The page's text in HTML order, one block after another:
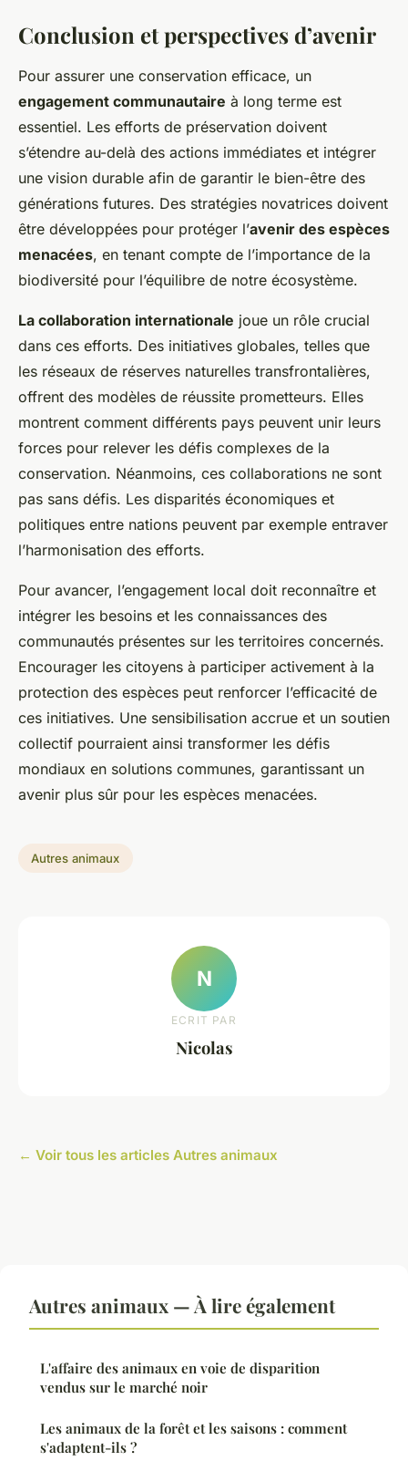
Conclusion et perspectives d’avenir
Pour assurer une conservation efficace, un
engagement communautaire à long terme est
essentiel. Les efforts de préservation doivent
s’étendre au-delà des actions immédiates et intégrer
une vision durable afin de garantir le bien-être des
générations futures. Des stratégies novatrices doivent
être développées pour protéger l’avenir des espèces
menacées, en tenant compte de l’importance de la
biodiversité pour l’équilibre de notre écosystème.
La collaboration internationale joue un rôle crucial
dans ces efforts. Des initiatives globales, telles que
les réseaux de réserves naturelles transfrontalières,
offrent des modèles de réussite prometteurs. Elles
montrent comment différents pays peuvent unir leurs
forces pour relever les défis complexes de la
conservation. Néanmoins, ces collaborations ne sont
pas sans défis. Les disparités économiques et
politiques entre nations peuvent par exemple entraver
l’harmonisation des efforts.
Pour avancer, l’engagement local doit reconnaître et
intégrer les besoins et les connaissances des
communautés présentes sur les territoires concernés.
Encourager les citoyens à participer activement à la
protection des espèces peut renforcer l’efficacité de
ces initiatives. Une sensibilisation accrue et un soutien
collectif pourraient ainsi transformer les défis
mondiaux en solutions communes, garantissant un
avenir plus sûr pour les espèces menacées.
Autres animaux
N
ECRIT PAR
Nicolas
← Voir tous les articles Autres animaux
Autres animaux — À lire également
L'affaire des animaux en voie de disparition
vendus sur le marché noir
Les animaux de la forêt et les saisons : comment
s'adaptent-ils ?